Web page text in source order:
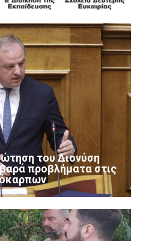
του Διονύση
προβλήματα στις